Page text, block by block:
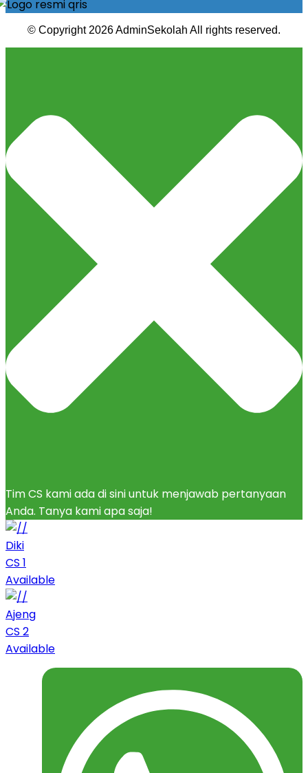
© Copyright 2026 AdminSekolah All rights reserved.
Tim CS kami ada di sini untuk menjawab pertanyaan
Anda. Tanya kami apa saja!
Diki
CS 1
Available
Ajeng
CS 2
Available